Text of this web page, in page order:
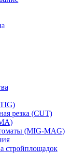
резка (CUT)
(MIG-MAG)
стройплощадок